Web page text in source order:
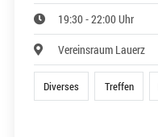
19:30 - 22:00 Uhr
Vereinsraum Lauerz
Diverses Treffen